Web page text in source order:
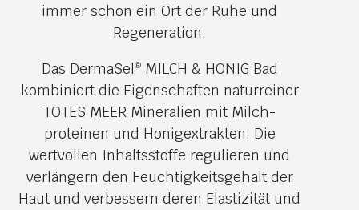
immer schon ein Ort der Ruhe und
Regeneration.
Das DermaSel®MILCH & HONIG Bad
kombiniert die Eigenschaften naturreiner
TOTES MEER Mineralien mit Milch­
proteinen und Honig­extrakten. Die
wertvollen Inhaltsstoffe regulieren und
verlängern den Feuchtig­keitsgehalt der
Haut und verbessern deren Elastizität und